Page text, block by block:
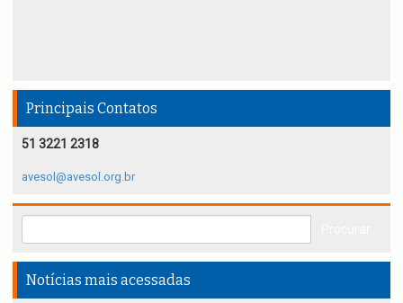
Principais Contatos
51 3221 2318
avesol@avesol.org.br
Notícias mais acessadas